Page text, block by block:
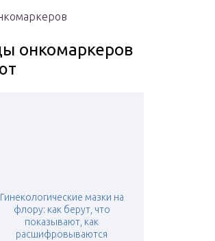
онкомаркеров
Гинекологические мазки на
флору: как берут, что
показывают, как
расшифровываются